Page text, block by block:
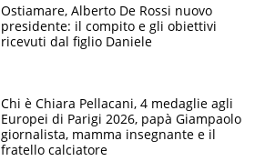
Ostiamare, Alberto De Rossi nuovo
presidente: il compito e gli obiettivi
ricevuti dal figlio Daniele
Chi è Chiara Pellacani, 4 medaglie agli
Europei di Parigi 2026, papà Giampaolo
giornalista, mamma insegnante e il
fratello calciatore